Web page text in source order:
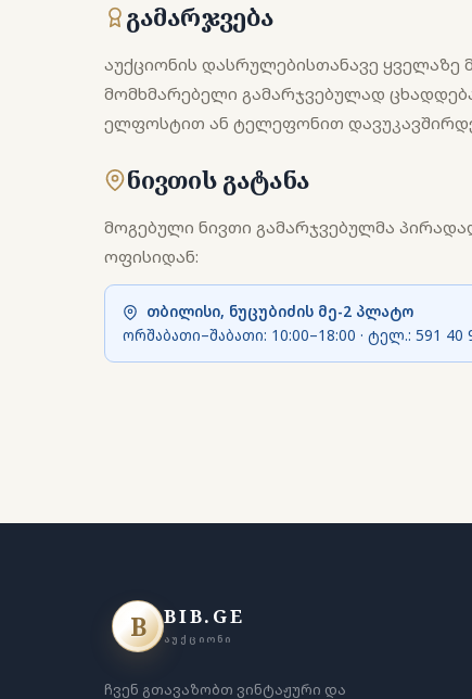
გამარჯვება
აუქციონის დასრულებისთანავე ყველაზე
მომხმარებელი გამარჯვებულად
ელფოსტით ან ტელეფონით
ნივთის გატანა
მოგებული ნივთი გამარჯვებულმა
ოფისიდან:
თბილისი, ნუცუბიძის მე-2 პლატო
ორშაბათი–შაბათი: 10:00–18:00 · ტელ.: 591 40
B BIB.GE
ᲐᲣᲥᲪᲘᲝᲜᲘ
ჩვენ გთავაზობთ ვინტაჟური და